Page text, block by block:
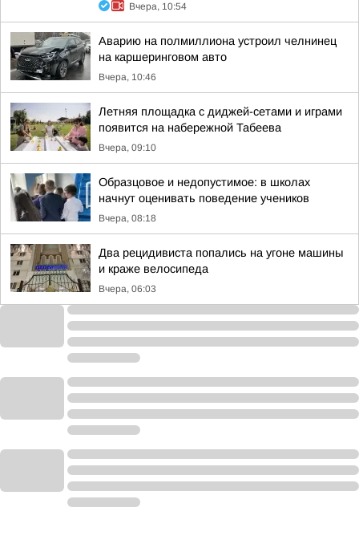
Вчера, 10:54
Аварию на полмиллиона устроил челнинец
на каршеринговом авто
Вчера, 10:46
Летняя площадка с диджей-сетами и играми
появится на набережной Табеева
Вчера, 09:10
Образцовое и недопустимое: в школах
начнут оценивать поведение учеников
Вчера, 08:18
Два рецидивиста попались на угоне машины
и краже велосипеда
Вчера, 06:03